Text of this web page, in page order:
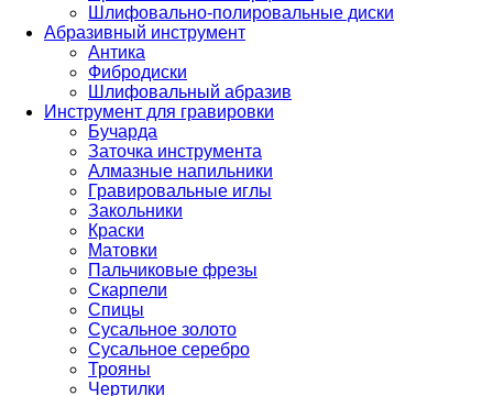
Шлифовально-полировальные диски
Абразивный инструмент
Антика
Фибродиски
Шлифовальный абразив
Инструмент для гравировки
Бучарда
Заточка инструмента
Алмазные напильники
Гравировальные иглы
Закольники
Краски
Матовки
Пальчиковые фрезы
Скарпели
Спицы
Сусальное золото
Сусальное серебро
Трояны
Чертилки